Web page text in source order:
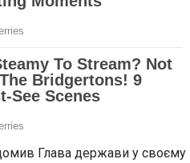
Глава держави у своєму